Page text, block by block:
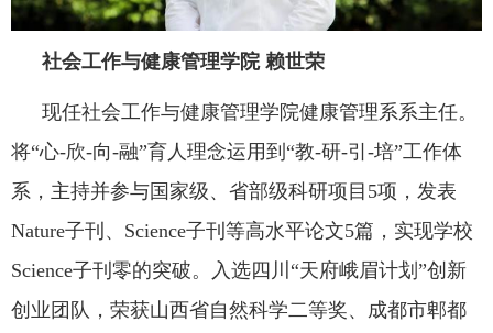
社会工作与健康管理学院 赖世荣
现任社会工作与健康管理学院健康管理系系主任。
将“心-欣-向-融”育人理念运用到“教-研-引-培”工作体
系，主持并参与国家级、省部级科研项目5项，发表
Nature子刊、Science子刊等高水平论文5篇，实现学校
Science子刊零的突破。入选四川“天府峨眉计划”创新
创业团队，荣获山西省自然科学二等奖、成都市郫都